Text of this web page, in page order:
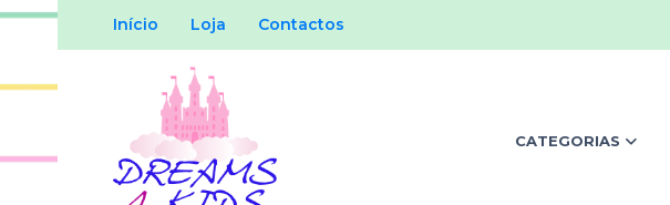
Início Loja Contactos
CATEGORIAS